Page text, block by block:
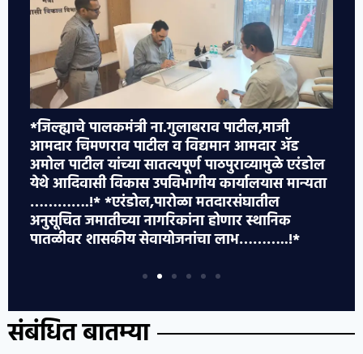
*जिल्ह्याचे पालकमंत्री ना.गुलाबराव पाटील,माजी
आमदार चिमणराव पाटील व विद्यमान आमदार ॲड
अमोल पाटील यांच्या सातत्यपूर्ण पाठपुराव्यामुळे एरंडोल
येथे आदिवासी विकास उपविभागीय कार्यालयास मान्यता
………….!* *एरंडोल,पारोळा मतदारसंघातील
अनुसूचित जमातीच्या नागरिकांना होणार स्थानिक
पातळीवर शासकीय सेवायोजनांचा लाभ………..!*
संबंधित बातम्या